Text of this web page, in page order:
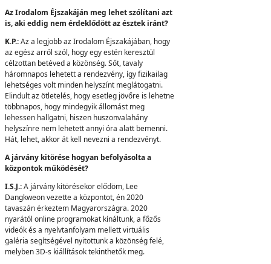
Az Irodalom Éjszakáján meg lehet szólítani azt
is, aki eddig nem érdeklődött az észtek iránt?
K.P.:Az a legjobb az Irodalom Éjszakájában, hogy
az egész arról szól, hogy egy estén keresztül
célzottan betéved a közönség. Sőt, tavaly
háromnapos lehetett a rendezvény, így fizikailag
lehetséges volt minden helyszínt meglátogatni.
Elindult az ötletelés, hogy esetleg jövőre is lehetne
többnapos, hogy mindegyik állomást meg
lehessen hallgatni, hiszen huszonvalahány
helyszínre nem lehetett annyi óra alatt bemenni.
Hát, lehet, akkor át kell nevezni a rendezvényt.
A járvány kitörése hogyan befolyásolta a
központok működését?
I.S.J.:A járvány kitörésekor elődöm, Lee
Dangkweon vezette a központot, én 2020
tavaszán érkeztem Magyarországra. 2020
nyarától online programokat kínáltunk, a főzős
videók és a nyelvtanfolyam mellett virtuális
galéria segítségével nyitottunk a közönség felé,
melyben 3D-s kiállítások tekinthetők meg.